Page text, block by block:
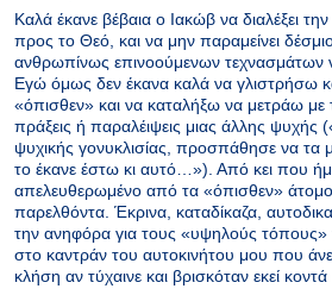
Καλά έκανε βέβαια ο Ιακώβ να διαλέξει
προς το Θεό, και να μην παραμείνει
ανθρωπίνως επινοούμενων τεχνασμάτων
Εγώ όμως δεν έκανα καλά να γλιστρήσω
«όπισθεν» και να καταλήξω να μετράω με
πράξεις ή παραλέιψεις μιας άλλης ψυχής
ψυχικής γονυκλισίας, προσπάθησε να
το έκανε έστω κι αυτό…»). Από κει που
απελευθερωμένο από τα «όπισθεν»
παρελθόντα. Έκρινα, καταδίκαζα,
την ανηφόρα για τους «υψηλούς
στο καντράν του αυτοκινήτου μου που
κλήση αν τύχαινε και βρισκόταν εκεί κοντά